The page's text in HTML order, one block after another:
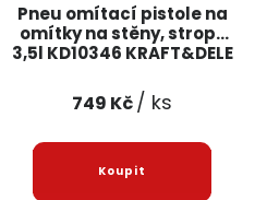
Pneu omítací pistole na
omítky na stěny, stropy
3,5l KD10346 KRAFT&DELE
749 Kč/ ks